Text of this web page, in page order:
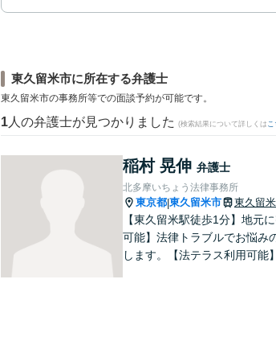
東久留米市に所在する弁護士
東久留米市の事務所等での面談予約が可能です。
1 人の弁護士が見つかりました (検索結果について詳しくは こ
稲村 晃伸 弁護士
北多摩いちょう法律事務所
東京都|東久留米市 東久留
【東久留米駅徒歩1分】地元
可能】法律トラブルでお悩み
します。【法テラス利用可能】